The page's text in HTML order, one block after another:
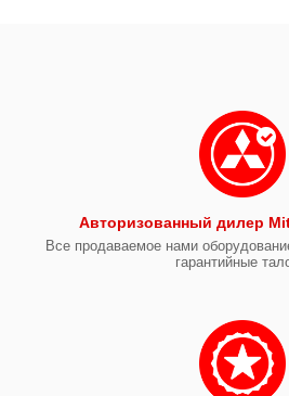
Авторизованный дилер
Все продаваемое нами
гарантийные